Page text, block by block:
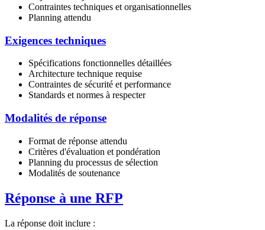
Contraintes techniques et organisationnelles
Planning attendu
Exigences techniques
Spécifications fonctionnelles détaillées
Architecture technique requise
Contraintes de sécurité et performance
Standards et normes à respecter
Modalités de réponse
Format de réponse attendu
Critères d'évaluation et pondération
Planning du processus de sélection
Modalités de soutenance
Réponse à une RFP
La réponse doit inclure :